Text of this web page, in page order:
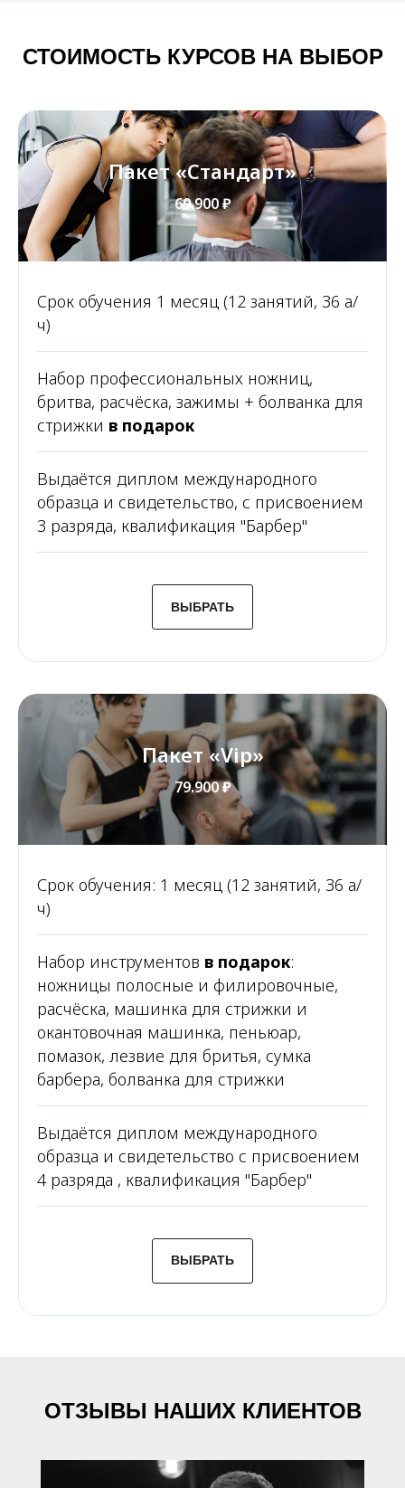
СТОИМОСТЬ КУРСОВ НА ВЫБОР
Пакет «‎Стандарт»
69.900 ₽
Cрок обучения 1 месяц (12 занятий, 36 а/
ч)
Набор профессиональных ножниц,
бритва, расчёска, зажимы + болванка для
стрижки в подарок
Выдаётся диплом международного
образца и свидетельство, с присвоением
3 разряда, квалификация "Барбер"
ВЫБРАТЬ
Пакет «‎Vip»
79.900₽
Срок обучения: 1 месяц (12 занятий, 36 а/
ч)
Набор инструментов в подарок:
ножницы полосные и филировочные,
расчёска, машинка для стрижки и
окантовочная машинка, пеньюар,
помазок, лезвие для бритья, сумка
барбера, болванка для стрижки
Выдаётся диплом международного
образца и свидетельство с присвоением
4 разряда , квалификация "Барбер"
ВЫБРАТЬ
ОТЗЫВЫ НАШИХ КЛИЕНТОВ